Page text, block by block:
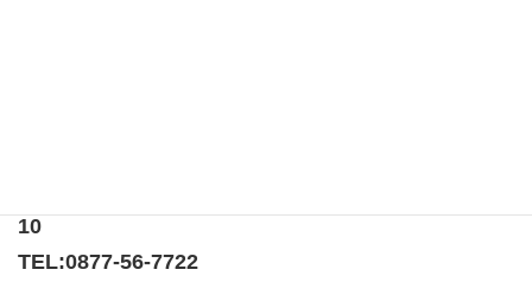
10
TEL:0877-56-7722